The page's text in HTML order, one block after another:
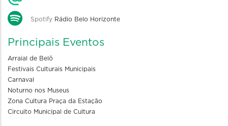
Spotify Rádio Belo Horizonte
Principais Eventos
Arraial de Belô
Festivais Culturais Municipais
Carnaval
Noturno nos Museus
Zona Cultura Praça da Estação
Circuito Municipal de Cultura